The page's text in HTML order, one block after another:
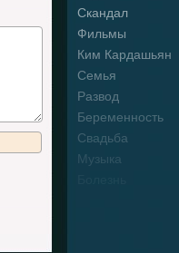
Скандал
Фильмы
Ким Кардашьян
Семья
Развод
Беременность
Свадьба
Музыка